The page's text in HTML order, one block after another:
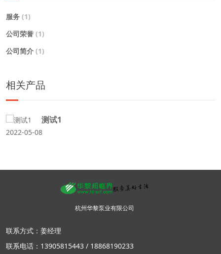
服务 (1)
公司荣誉 (1)
公司简介 (1)
相关产品
测试1
2022-05-08
杭州华黎泵业有限公司
联系方式：姜经理
联系电话：13905815443 / 18868190233